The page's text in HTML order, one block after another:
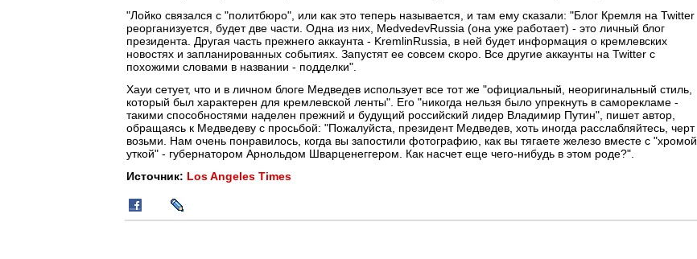
"Лойко связался с "политбюро", или как это теперь называется, и там ему сказали: "Блог Кремля на Twitter
реорганизуется, будет две части. Одна из них, MedvedevRussia (она уже работает) - это личный блог
президента. Другая часть прежнего аккаунта - KremlinRussia, в ней будет информация о кремлевских
новостях и запланированных событиях. Запустят ее совсем скоро. Все другие аккаунты на Twitter с
похожими словами в названии - подделки".
Хауи сетует, что и в личном блоге Медведев использует все тот же "официальный, неоригинальный стиль,
который был характерен для кремлевской ленты". Его "никогда нельзя было упрекнуть в саморекламе -
такими способностями наделен прежний и будущий российский лидер Владимир Путин", пишет автор,
обращаясь к Медведеву с просьбой: "Пожалуйста, президент Медведев, хоть иногда расслабляйтесь, черт
возьми. Нам очень понравилось, когда вы запостили фотографию, как вы тягаете железо вместе с "хромой
уткой" - губернатором Арнольдом Шварценеггером. Как насчет еще чего-нибудь в этом роде?".
Источник: Los Angeles Times